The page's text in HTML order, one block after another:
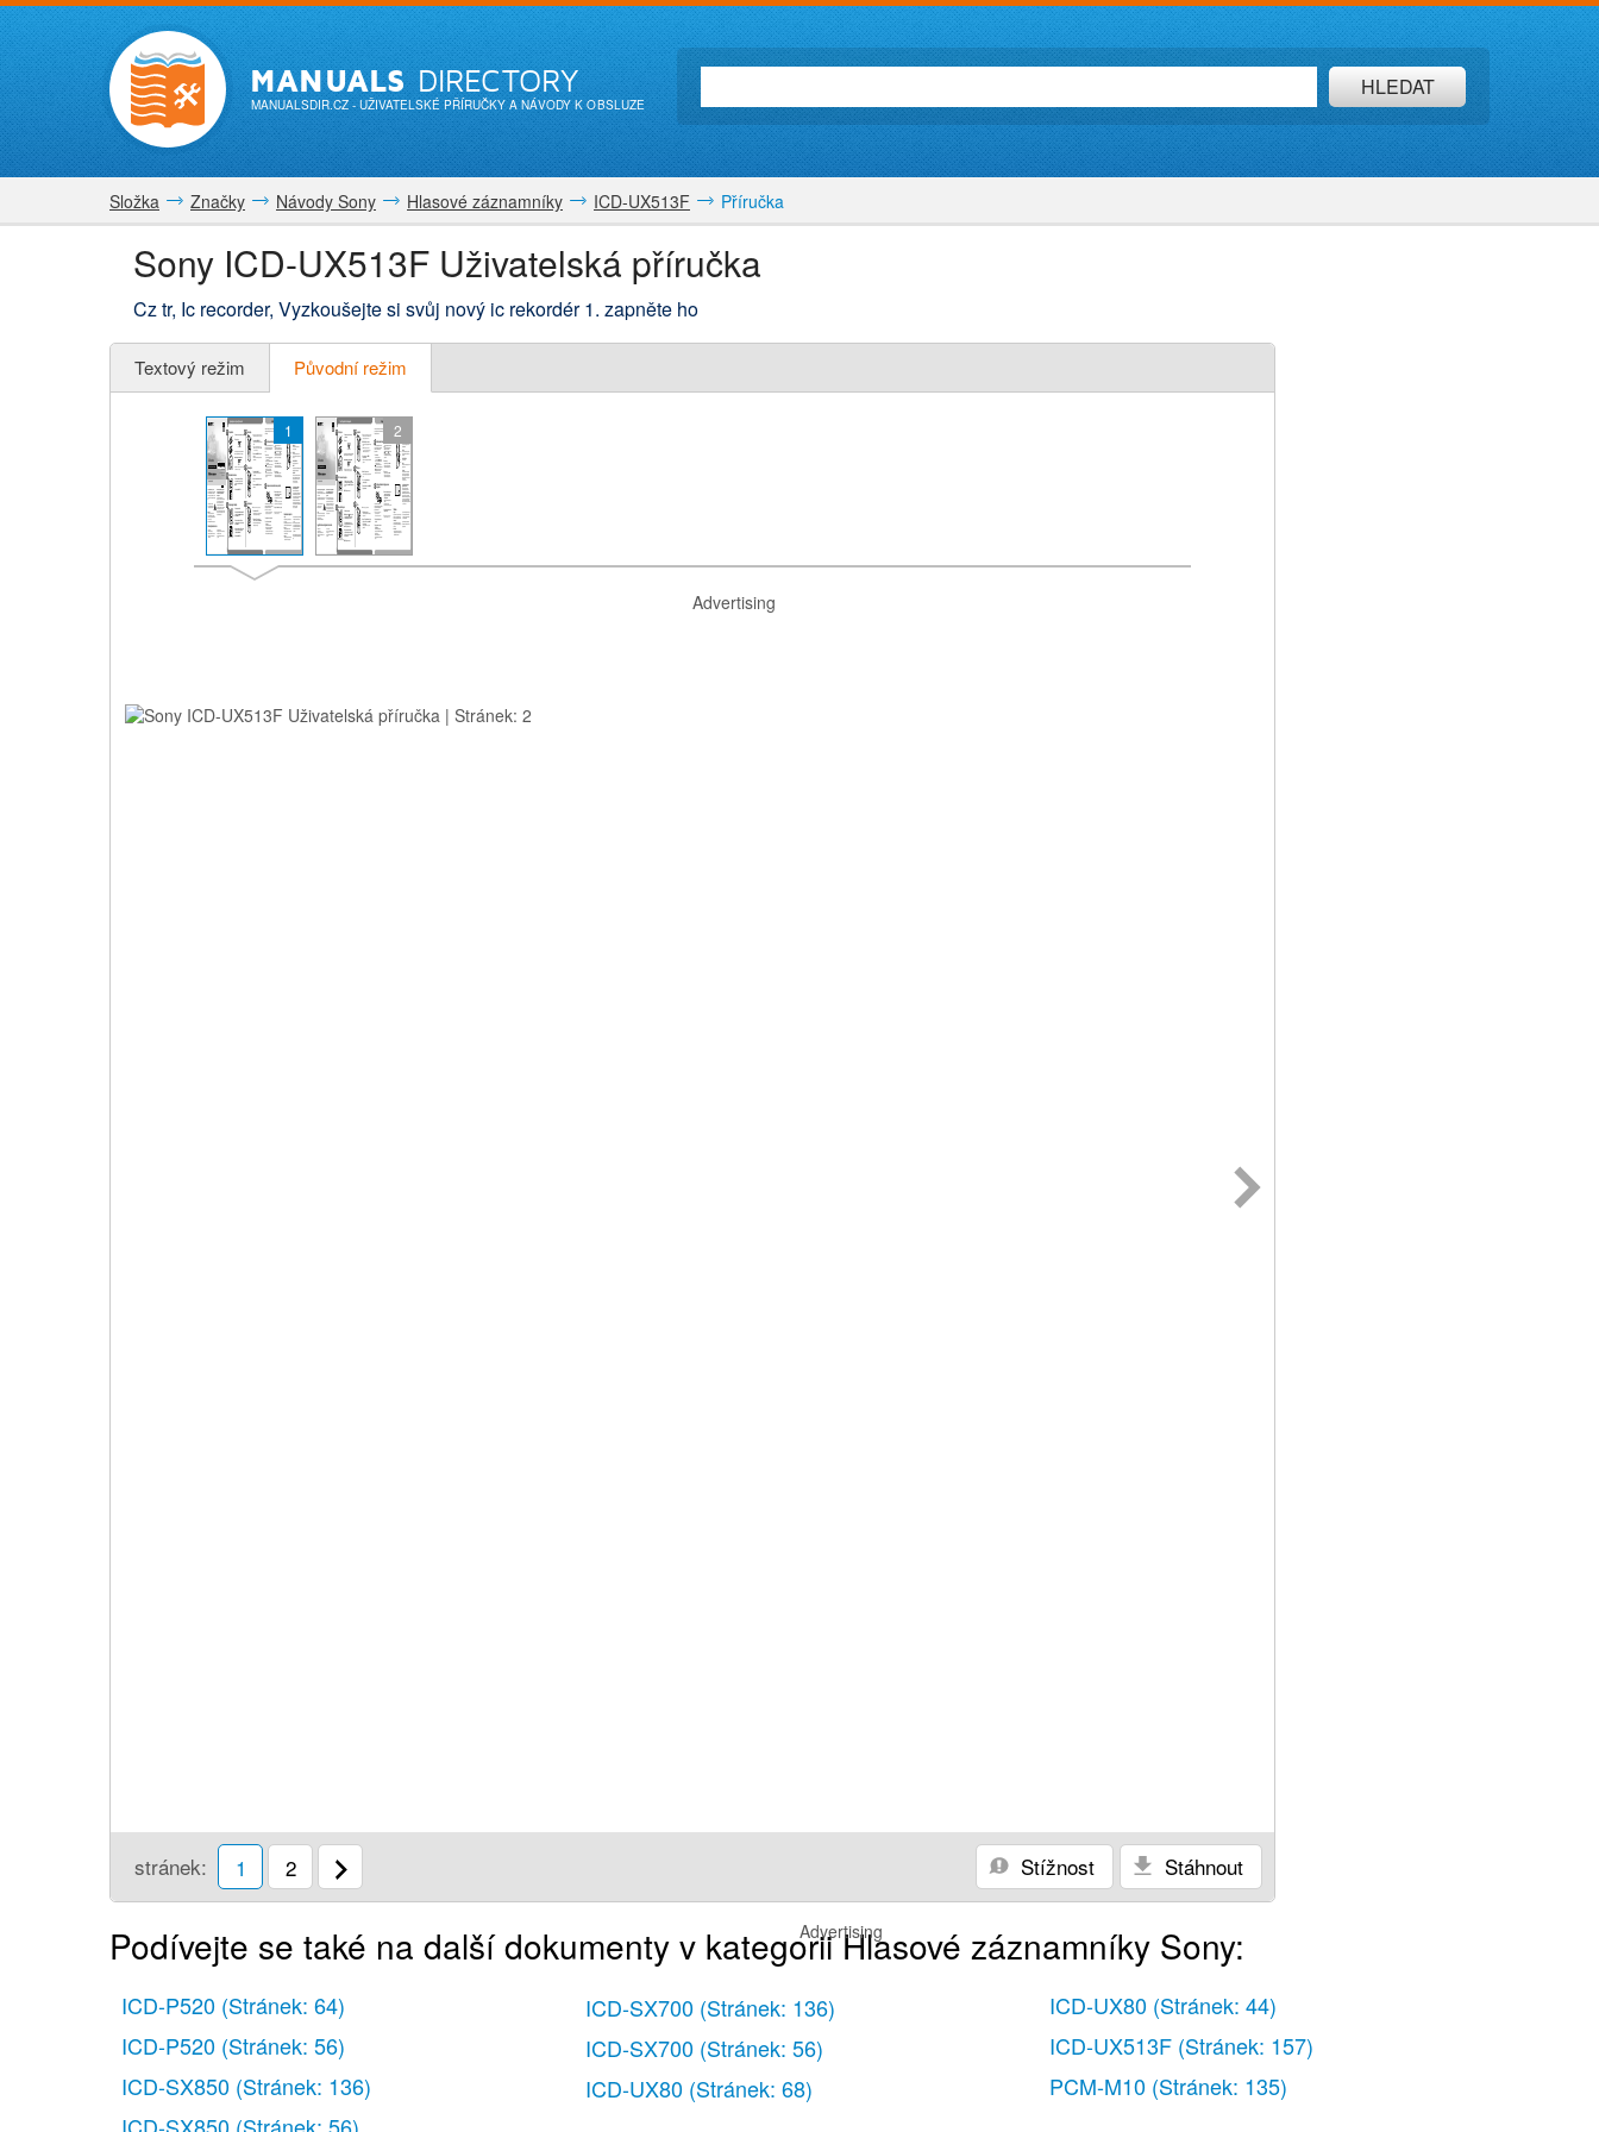
MANUALSDIRECTORY
MANUALSDIR.CZ - UŽIVATELSKÉ PŘÍRUČKY A NÁVODY K OBSLUZE
HLEDAT
Složka Značky Návody Sony Hlasové záznamníky ICD-UX513F Příručka
Sony ICD-UX513F Uživatelská příručka
Cz tr, Ic recorder, Vyzkoušejte si svůj nový ic rekordér 1. zapněte ho
Textový režim Původní režim
1 2
Advertising
stránek: 1 2 Stáhnout
Stížnost
Advertising
Podívejte se také na další dokumenty v kategorii Hlasové záznamníky Sony:
ICD-P520 (Stránek: 64)
ICD-P520 (Stránek: 56)
ICD-SX850 (Stránek: 136)
ICD-SX700 (Stránek: 136)
ICD-SX700 (Stránek: 56)
ICD-UX80 (Stránek: 68)
ICD-UX80 (Stránek: 44)
ICD-UX513F (Stránek: 157)
PCM-M10 (Stránek: 135)